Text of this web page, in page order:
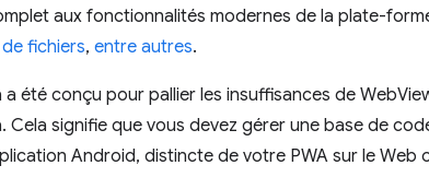
aux fonctionnalités modernes de la plate-
fichiers, entre autres.
été conçu pour pallier les insuffisances de
Cela signifie que vous devez gérer une base de
Android, distincte de votre PWA sur le Web